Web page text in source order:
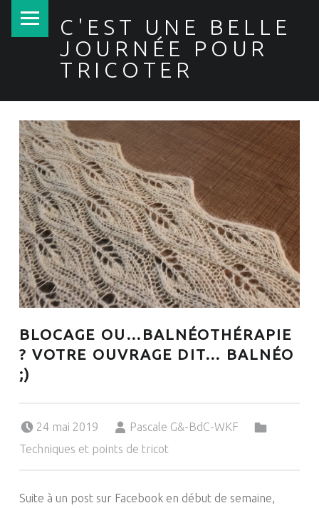
C'EST UNE BELLE
JOURNÉE POUR
TRICOTER
BLOCAGE OU…BALNÉOTHÉRAPIE
? VOTRE OUVRAGE DIT… BALNÉO
;)
24 mai 2019
Pascale G&-BdC-WKF
Techniques et points de tricot
Suite à un post sur Facebook en début de semaine,